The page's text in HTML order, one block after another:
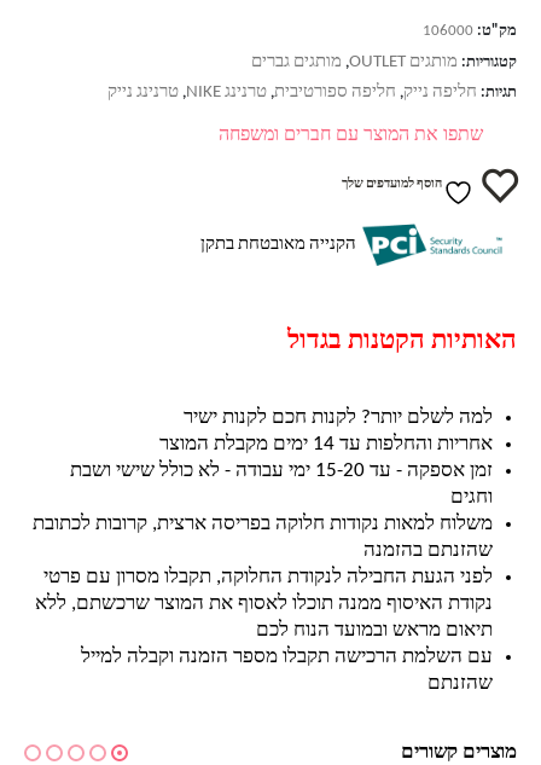
מק"ט: 106000
קטגוריות: מותגים OUTLET , מותגים גברים
תגיות: חליפה נייק, חליפה ספורטיבית, טרנינג NIKE , טרנינג נייק
שתפו את המוצר עם חברים ומשפחה
הוסף למועדפים שלך
הקנייה מאובטחת בתקן
האותיות הקטנות בגדול
למה לשלם יותר? לקנות חכם לקנות ישיר
אחריות והחלפות עד 14 ימים מקבלת המוצר
זמן אספקה - עד 15-20 ימי עבודה - לא כולל שישי ושבת
וחגים
משלוח למאות נקודות חלוקה בפריסה ארצית, קרובות לכתובת
שהזנתם בהזמנה
לפני הגעת החבילה לנקודת החלוקה, תקבלו מסרון עם פרטי
נקודת האיסוף ממנה תוכלו לאסוף את המוצר שרכשתם, ללא
תיאום מראש ובמועד הנוח לכם
עם השלמת הרכישה תקבלו מספר הזמנה וקבלה למייל
שהזנתם
מוצרים קשורים